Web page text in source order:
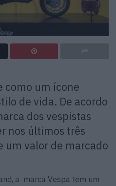
como um ícone
de vida. De acordo
dos vespistas
nos últimos três
um valor de marcado
a marca Vespa tem um